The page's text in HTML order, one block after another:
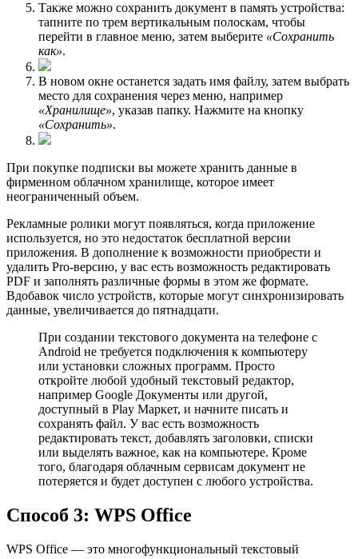
Также можно сохранить документ в память устройства:
тапните по трем вертикальным полоскам, чтобы
перейти в главное меню, затем выберите «Сохранить
как».
В новом окне останется задать имя файлу, затем выбрать
место для сохранения через меню, например
«Хранилище», указав папку. Нажмите на кнопку
«Сохранить».
При покупке подписки вы можете хранить данные в
фирменном облачном хранилище, которое имеет
неограниченный объем.
Рекламные ролики могут появляться, когда приложение
используется, но это недостаток бесплатной версии
приложения. В дополнение к возможности приобрести и
удалить Pro-версию, у вас есть возможность редактировать
PDF и заполнять различные формы в этом же формате.
Вдобавок число устройств, которые могут синхронизировать
данные, увеличивается до пятнадцати.
При создании текстового документа на телефоне с
Android не требуется подключения к компьютеру
или установки сложных программ. Просто
откройте любой удобный текстовый редактор,
например Google Документы или другой,
доступный в Play Маркет, и начните писать и
сохранять файл. У вас есть возможность
редактировать текст, добавлять заголовки, списки
или выделять важное, как на компьютере. Кроме
того, благодаря облачным сервисам документ не
потеряется и будет доступен с любого устройства.
Способ 3: WPS Office
WPS Office — это многофункциональный текстовый